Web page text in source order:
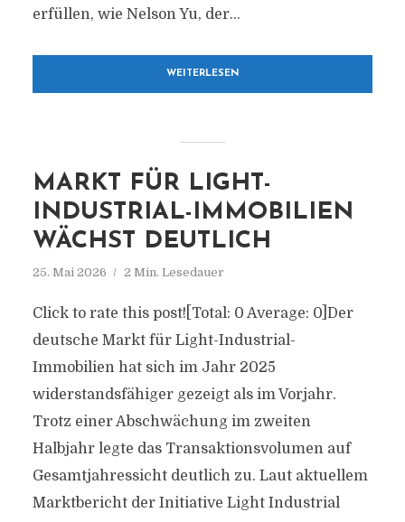
erfüllen, wie Nelson Yu, der...
WEITERLESEN
MARKT FÜR LIGHT-
INDUSTRIAL-IMMOBILIEN
WÄCHST DEUTLICH
25. Mai 2026 2 Min. Lesedauer
Click to rate this post![Total: 0 Average: 0]Der
deutsche Markt für Light-Industrial-
Immobilien hat sich im Jahr 2025
widerstandsfähiger gezeigt als im Vorjahr.
Trotz einer Abschwächung im zweiten
Halbjahr legte das Transaktionsvolumen auf
Gesamtjahressicht deutlich zu. Laut aktuellem
Marktbericht der Initiative Light Industrial